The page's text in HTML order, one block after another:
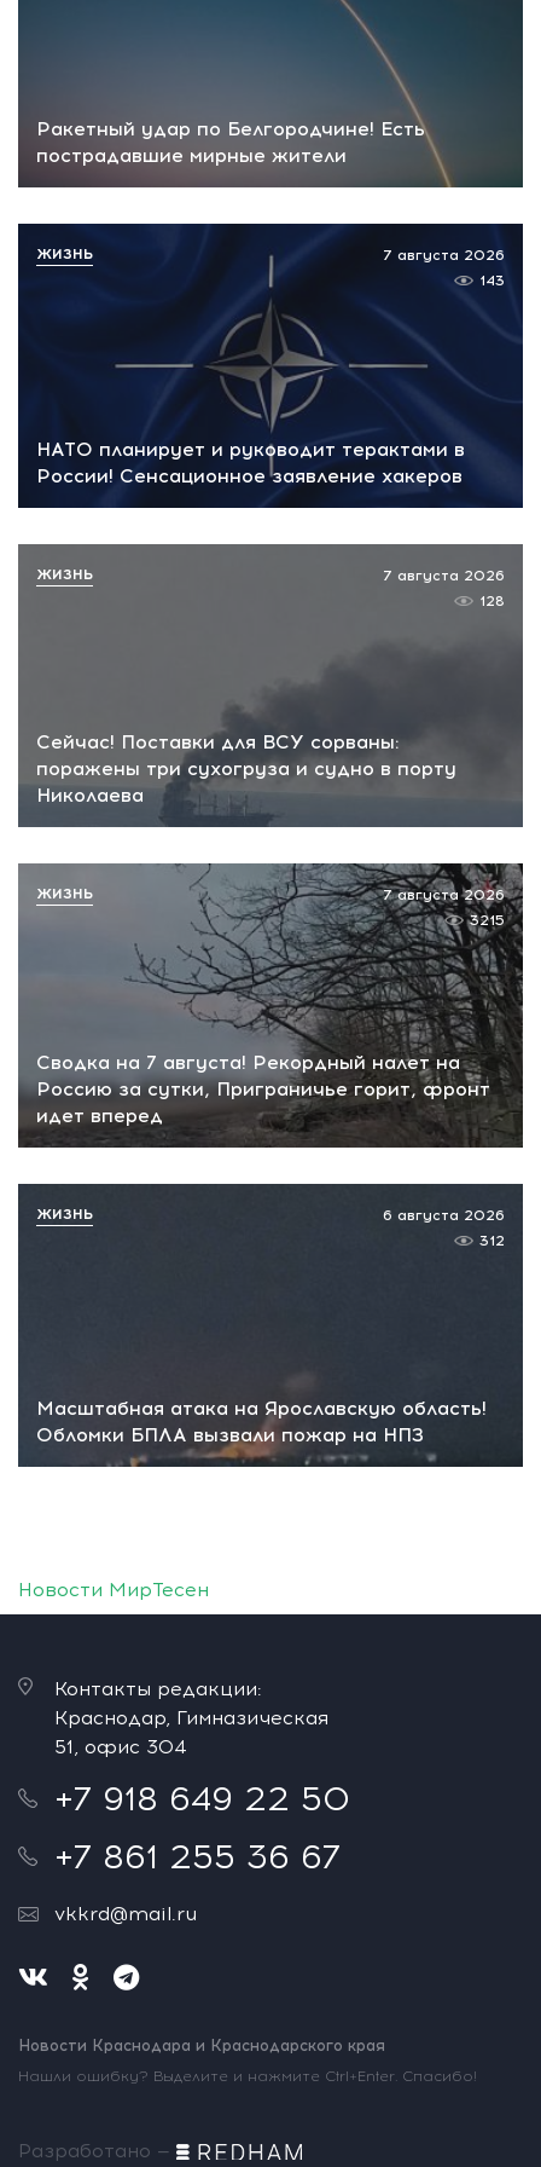
Ракетный удар по Белгородчине! Есть
пострадавшие мирные жители
НАТО планирует и руководит терактами в
России! Сенсационное заявление хакеров
7 августа 2026
143
ЖИЗНЬ
Сейчас! Поставки для ВСУ сорваны:
поражены три сухогруза и судно в порту
Николаева
7 августа 2026
128
ЖИЗНЬ
Сводка на 7 августа! Рекордный налет на
Россию за сутки, Приграничье горит, фронт
идет вперед
7 августа 2026
3215
ЖИЗНЬ
Масштабная атака на Ярославскую область!
Обломки БПЛА вызвали пожар на НПЗ
6 августа 2026
312
ЖИЗНЬ
Новости МирТесен
Контакты редакции:
Краснодар, Гимназическая
51, офис 304
+7 918 649 22 50
+7 861 255 36 67
vkkrd@mail.ru
Новости Краснодара и Краснодарского края
Нашли ошибку? Выделите и нажмите Ctrl+Enter. Спасибо!
Разработано —